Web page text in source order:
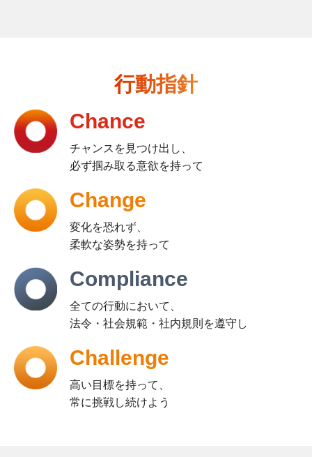
行動指針
Chance
チャンスを見つけ出し、
必ず掴み取る意欲を持って
Change
変化を恐れず、
柔軟な姿勢を持って
Compliance
全ての行動において、
法令・社会規範・社内規則を遵守し
Challenge
高い目標を持って、
常に挑戦し続けよう